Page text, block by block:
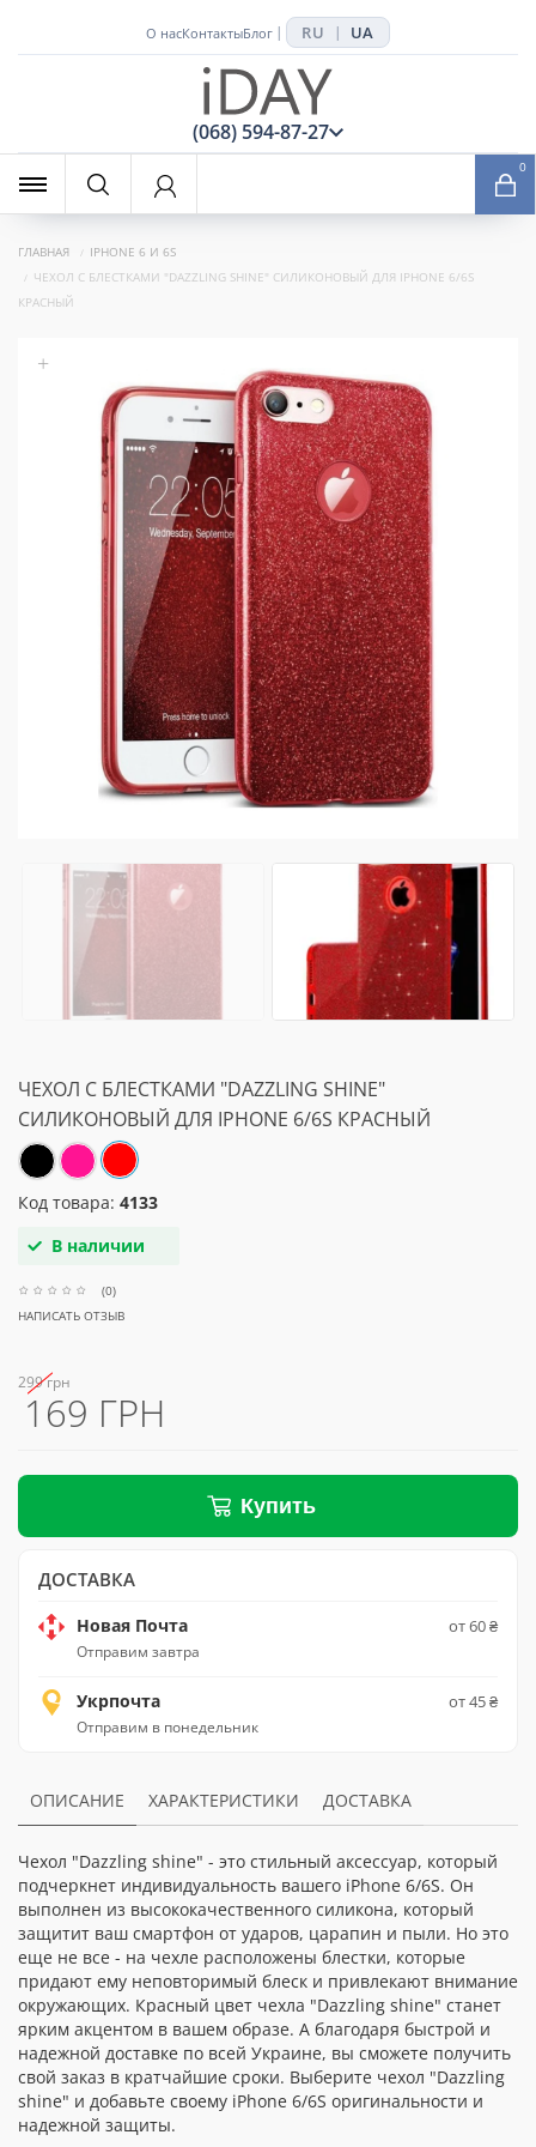
О насКонтактыБлог | RU | UA
(068) 594-87-27
0
ГЛАВНАЯ
IPHONE 6 И 6S
ЧЕХОЛ С БЛЕСТКАМИ "DAZZLING SHINE" СИЛИКОНОВЫЙ ДЛЯ IPHONE 6/6S
КРАСНЫЙ
+
ЧЕХОЛ С БЛЕСТКАМИ "DAZZLING SHINE"
СИЛИКОНОВЫЙ ДЛЯ IPHONE 6/6S КРАСНЫЙ
Код товара: 4133
В наличии
(0)
НАПИСАТЬ ОТЗЫВ
299 грн
169 ГРН
Купить
ДОСТАВКА
Новая Почта
Отправим завтра
от 60 ₴
Укрпочта
Отправим в понедельник
от 45 ₴
ОПИСАНИЕ ХАРАКТЕРИСТИКИ ДОСТАВКА
Чехол "Dazzling shine" - это стильный аксессуар, который
подчеркнет индивидуальность вашего iPhone 6/6S. Он
выполнен из высококачественного силикона, который
защитит ваш смартфон от ударов, царапин и пыли. Но это
еще не все - на чехле расположены блестки, которые
придают ему неповторимый блеск и привлекают внимание
окружающих. Красный цвет чехла "Dazzling shine" станет
ярким акцентом в вашем образе. А благодаря быстрой и
надежной доставке по всей Украине, вы сможете получить
свой заказ в кратчайшие сроки. Выберите чехол "Dazzling
shine" и добавьте своему iPhone 6/6S оригинальности и
надежной защиты.